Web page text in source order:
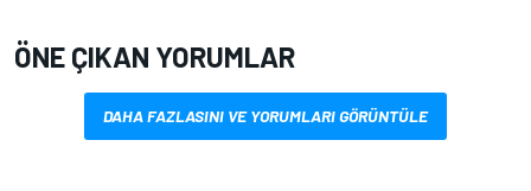
ÖNE ÇIKAN YORUMLAR
DAHA FAZLASINI VE YORUMLARI GÖRÜNTÜLE